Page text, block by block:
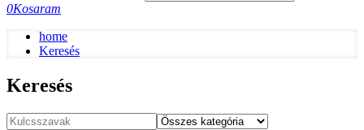
0Kosaram
home
Keresés
Keresés